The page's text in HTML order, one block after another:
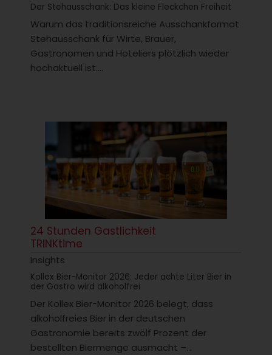
Der Stehausschank: Das kleine Fleckchen Freiheit
Warum das traditionsreiche Ausschankformat
Stehausschank für Wirte, Brauer,
Gastronomen und Hoteliers plötzlich wieder
hochaktuell ist....
24 Stunden Gastlichkeit
TRINKtime
Insights
Kollex Bier-Monitor 2026: Jeder achte Liter Bier in
der Gastro wird alkoholfrei
Der Kollex Bier-Monitor 2026 belegt, dass
alkoholfreies Bier in der deutschen
Gastronomie bereits zwölf Prozent der
bestellten Biermenge ausmacht –...